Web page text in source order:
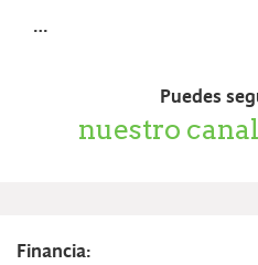
…
Puedes
nuestro
Financia: